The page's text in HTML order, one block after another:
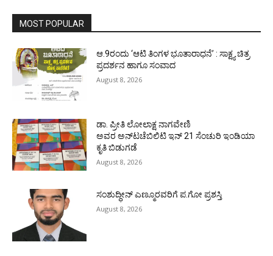
MOST POPULAR
ಆ.9ರಂದು ‘ಆಟಿ ತಿಂಗಳ ಭೂತಾರಾಧನೆ’ : ಸಾಕ್ಷ್ಯ ಚಿತ್ರ
ಪ್ರದರ್ಶನ ಹಾಗೂ ಸಂವಾದ
August 8, 2026
ಡಾ. ಪ್ರೀತಿ ಲೋಲಾಕ್ಷ ನಾಗವೇಣಿ
ಅವರ ಅನ್‌ಟಚೆಬಿಲಿಟಿ ಇನ್ 21 ಸೆಂಚುರಿ ಇಂಡಿಯಾ
ಕೃತಿ ಬಿಡುಗಡೆ
August 8, 2026
ಸಂಶುದ್ಧೀನ್ ಎಣ್ಮೂರವರಿಗೆ ಪ.ಗೋ ಪ್ರಶಸ್ತಿ
August 8, 2026